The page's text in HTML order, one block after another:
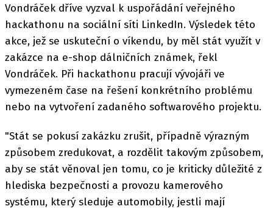
Vondráček dříve vyzval k uspořádání veřejného
hackathonu na sociální síti LinkedIn. Výsledek této
akce, jež se uskuteční o víkendu, by měl stát využít v
zakázce na e-shop dálničních známek, řekl
Vondráček. Při hackathonu pracují vývojáři ve
vymezeném čase na řešení konkrétního problému
nebo na vytvoření zadaného softwarového projektu.
"Stát se pokusí zakázku zrušit, případně výrazným
způsobem zredukovat, a rozdělit takovým způsobem,
aby se stát věnoval jen tomu, co je kriticky důležité z
hlediska bezpečnosti a provozu kamerového
systému, který sleduje automobily, jestli mají